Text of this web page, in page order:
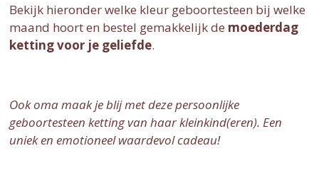
Bekijk hieronder welke kleur geboortesteen bij welke
maand hoort en bestel gemakkelijk de moederdag
ketting voor je geliefde.
Ook oma maak je blij met deze persoonlijke
geboortesteen ketting van haar kleinkind(eren). Een
uniek en emotioneel waardevol cadeau!